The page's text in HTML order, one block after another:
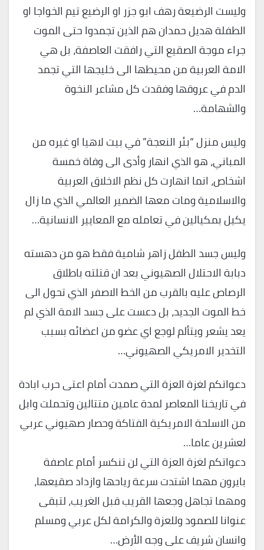
وليست الرضيعة رهف ابو جزر او الرضيع تيم الخواجا او
الطفلة هديل حمدان هم الذين تجمدوا حتى الموت
جراء موجة الصقيع التي رافقت العاصفة، بل هي
الامة العربية من محيطها الى خليجها التي تجمد
الدم في عروقها وفقدت كل مشاعر النخوة
والشهامة…
وليس منزل “بئر النعجة” في بيت لاهيا او غيره من
المباني، هو الذي انهار وأدى الى وفاة خمسة
اشخاص، انما انهارت كل نظم الاخلاق العربية
والاسلامية ومات معها الضمير العالمي الذي ما زال
يكيل بمكيالين في تعامله مع المعايير الانسانية…
وليس جسد الطفل زاهر شامية فقط هو من دهسته
دبابة الاحتلال الصهيوني بعد ان قتلته باطلاق
الرصاص عليه بالقرب من الخط الاصفر الذي تحول الى
خط الموت الجديد، بل دعست على جسد الامة الذي لم
يعد يشعر ويتألم لوجع اي عضو من اعضائه بسبب
التخدير الامريكي الصهيوني…
دعواتكم لغزة العزة التي صمدت أمام اعتى حرب ابادة
في تاريخنا المعاصر لمدة عامين متتالين وتحملت وابل
من الاسلحة الامريكية الفتاكة وحصار صهيوني عربي
لعشرين عاما…
دعواتكم لغزة العزة التي لن تنكسر أمام عاصفة
بايرون مهما اشتدت سرعة رياحها وازداد صقيعها،
ومهما تجاهل وجعها القريب قبل الغريب، لتبقى
عنوانا للصمود وللعزة والكرامة لكل عربي ومسلم
وانسان شريف على وجه الأرض…